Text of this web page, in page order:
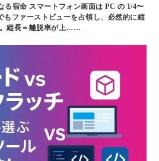
る宿命 スマートフォン画面は PC の 1/4〜
もファーストビューを占領し、必然的に縦
縦長＝離脱率が上……